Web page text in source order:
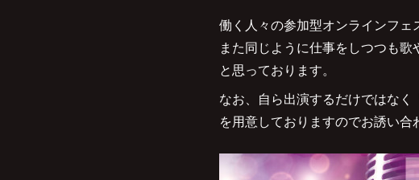
働く人々の参加型オンラインフェ
また同じように仕事をしつつも
と思っております。
なお、自ら出演するだけではな
を用意しておりますのでお誘い